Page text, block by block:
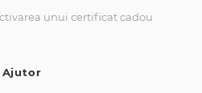
unui certificat cadou
Ajutor